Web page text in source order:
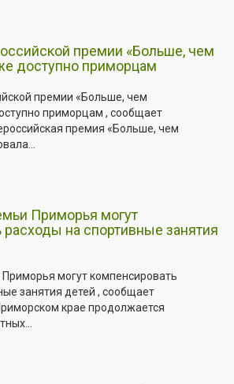
премии «Больше, чем
доступно приморцам
премии «Больше, чем
приморцам , сообщает
премия «Больше, чем
Приморья могут
расходы на спортивные занятия
могут компенсировать
занятия детей , сообщает
крае продолжается